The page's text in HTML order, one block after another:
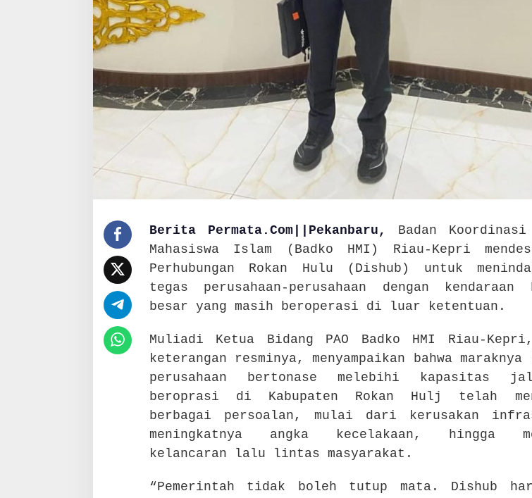
T
I
K
T
E
P
R
A
H
A
A
R
T
O
N
S
E
B
E
S
R
Berita Permata.Com||Pekanbaru, Badan Koordinasi
Mahasiswa Islam (Badko HMI) Riau-Kepri
Perhubungan Rokan Hulu (Dishub) untuk
tegas perusahaan-perusahaan dengan kendaraan
besar yang masih beroperasi di luar ketentuan.
Muliadi Ketua Bidang PAO Badko HMI Riau-
keterangan resminya, menyampaikan bahwa maraknya
perusahaan bertonase melebihi kapasitas
beroprasi di Kabupaten Rokan Hulj telah
berbagai persoalan, mulai dari kerusakan
meningkatnya angka kecelakaan, hingga
kelancaran lalu lintas masyarakat.
“Pemerintah tidak boleh tutup mata. Dishub